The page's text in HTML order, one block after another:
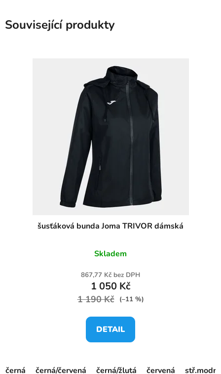
Související produkty
šusťáková bunda Joma TRIVOR dámská
Skladem
867,77 Kč bez DPH
1 050 Kč
1 190 Kč (–11 %)
DETAIL
černá černá/červená černá/žlutá červená stř.modrá